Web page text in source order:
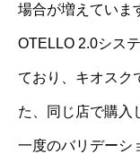
場合が増えていま
OTELLO 2.0シス
ており、キオスク
た、同じ店で購入
一度のバリデーシ